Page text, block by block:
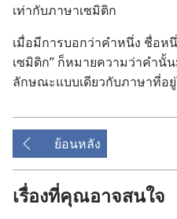
เท่า​กับ​ภาษา​เซมิติก
เมื่อ​มี​การ​บอก​ว่า​คำ​หนึ่ง ชื่อ​ห
เซมิติก” ก็​หมาย​ความ​ว่า​คำ​นั้
ลักษณะ​แบบ​เดียว​กับ​ภาษา​ที่​อ
ย้อนหลัง
เรื่องที่คุณอาจสนใจ